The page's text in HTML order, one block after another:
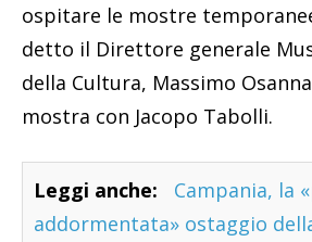
ospitare le mostre
detto il Direttore generale
della Cultura, Massimo
mostra con Jacopo Tabolli.
Leggi anche:
Campania, la
addormentata» ostaggio